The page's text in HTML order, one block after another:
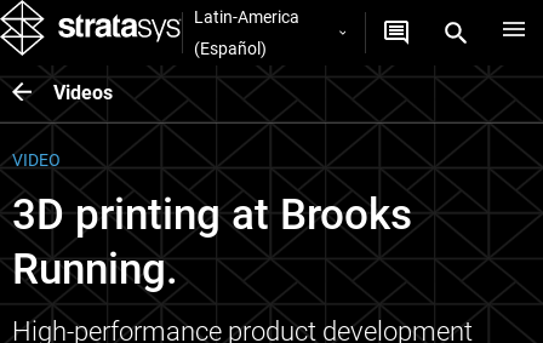
Latin-America
(Español)
Videos
VIDEO
3D printing at Brooks
Running.
High-performance product development